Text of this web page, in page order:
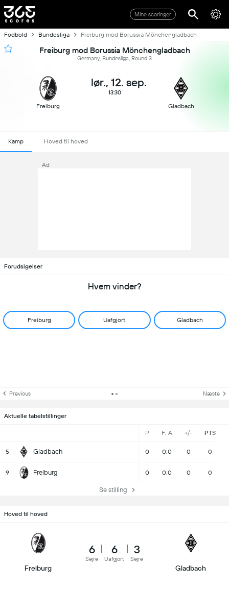
Mine scoringer
Fodbold Bundesliga Freiburg mod Borussia Mönchengladbach
Freiburg mod Borussia Mönchengladbach
Germany, Bundesliga, Round 3
Freiburg
lør., 12. sep.
13:30
Gladbach
Kamp Hoved til hoved
Ad
Forudsigelser
Hvem vinder?
Freiburg Uafgjort Gladbach
Previous Næste
Aktuelle tabelstillinger
P F: A +/- PTS
5 Gladbach 0 0:0 0 0
9 Freiburg 0 0:0 0 0
Se stilling
Hoved til hoved
Freiburg
6
Sejre
6
Uafgjort
3
Sejre
Gladbach